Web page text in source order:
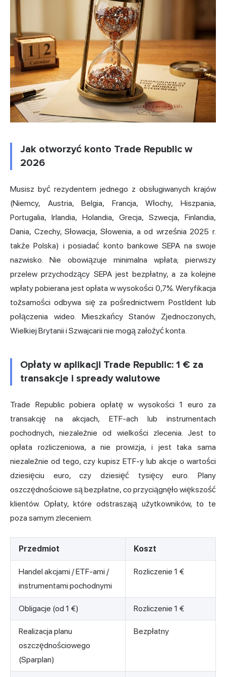
Jak otworzyć konto Trade Republic w
2026
Musisz być rezydentem jednego z obsługiwanych krajów
(Niemcy, Austria, Belgia, Francja, Włochy, Hiszpania,
Portugalia, Irlandia, Holandia, Grecja, Szwecja, Finlandia,
Dania, Czechy, Słowacja, Słowenia, a od września 2025 r.
także Polska) i posiadać konto bankowe SEPA na swoje
nazwisko. Nie obowiązuje minimalna wpłata; pierwszy
przelew przychodzący SEPA jest bezpłatny, a za kolejne
wpłaty pobierana jest opłata w wysokości 0,7%. Weryfikacja
tożsamości odbywa się za pośrednictwem PostIdent lub
połączenia wideo. Mieszkańcy Stanów Zjednoczonych,
Wielkiej Brytaniii Szwajcarii nie mogą założyć konta.
Opłaty w aplikacji Trade Republic: 1 € za
transakcje i spready walutowe
Trade Republic pobiera opłatę w wysokości 1 euro za
transakcję na akcjach, ETF-ach lub instrumentach
pochodnych, niezależnie od wielkości zlecenia. Jest to
opłata rozliczeniowa, a nie prowizja, i jest taka sama
niezależnie od tego, czy kupisz ETF-y lub akcje o wartości
dziesięciu euro, czy dziesięć tysięcy euro. Plany
oszczędnościowe są bezpłatne, co przyciągnęło większość
klientów. Opłaty, które odstraszają użytkowników, to te
poza samym zleceniem.
Przedmiot Koszt
Handel akcjami / ETF-ami /
instrumentami pochodnymi
Rozliczenie 1 €
Obligacje (od 1 €) Rozliczenie 1 €
Realizacja planu
oszczędnościowego
(Sparplan)
Bezpłatny